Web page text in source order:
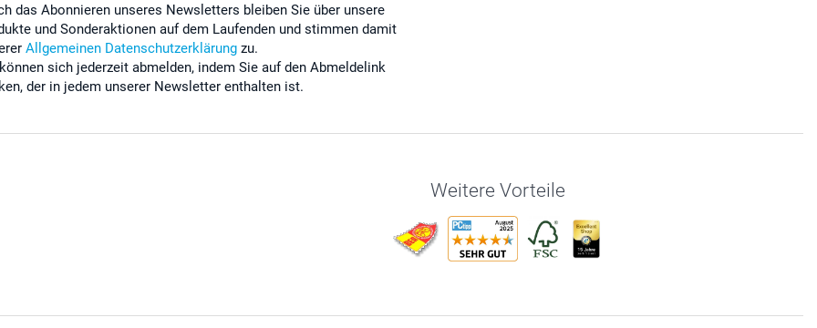
das Abonnieren unseres Newsletters bleiben Sie über unsere
und Sonderaktionen auf dem Laufenden und stimmen damit
Allgemeinen Datenschutzerklärung zu.
sich jederzeit abmelden, indem Sie auf den Abmeldelink
der in jedem unserer Newsletter enthalten ist.
Weitere Vorteile